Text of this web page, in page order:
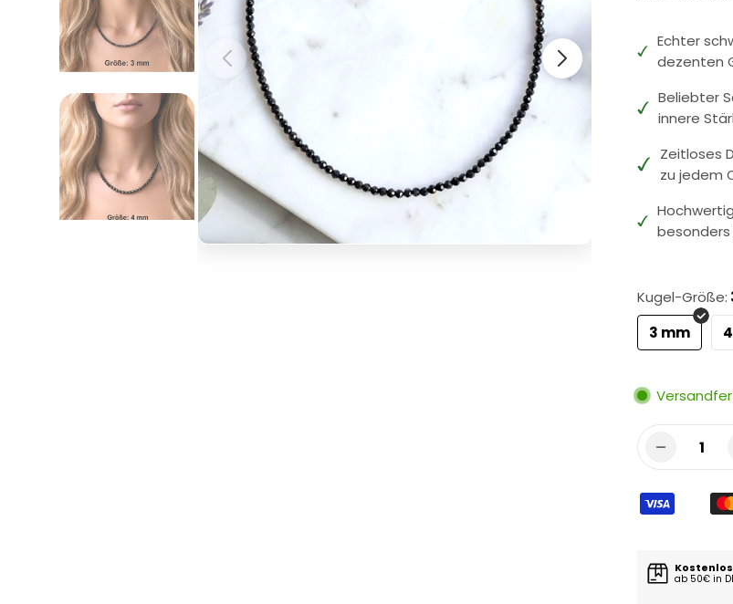
Echter
dezenten
Beliebter
innere
Zeitloses
zu jedem
Kugel-Größe:
3 mm
1
ab 50€ in